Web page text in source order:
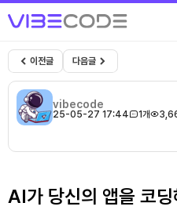
이전글 다음글
vibecode
25-05-27 17:44 1개
AI가 당신의 앱을 코